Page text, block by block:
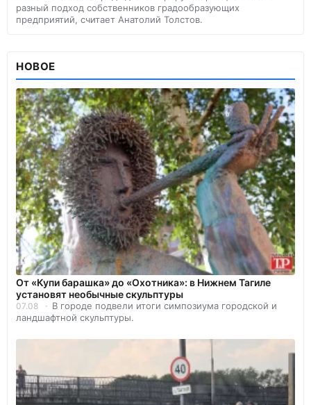
разный подход собственников градообразующих
предприятий, считает Анатолий Толстов.
НОВОЕ
От «Купи барашка» до «Охотника»: в Нижнем Тагиле
установят необычные скульптуры
07.08
В городе подвели итоги симпозиума городской и
ландшафтной скульптуры.